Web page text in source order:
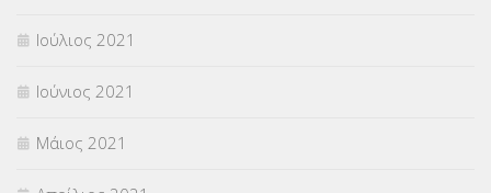
Ιούλιος 2021
Ιούνιος 2021
Μάιος 2021